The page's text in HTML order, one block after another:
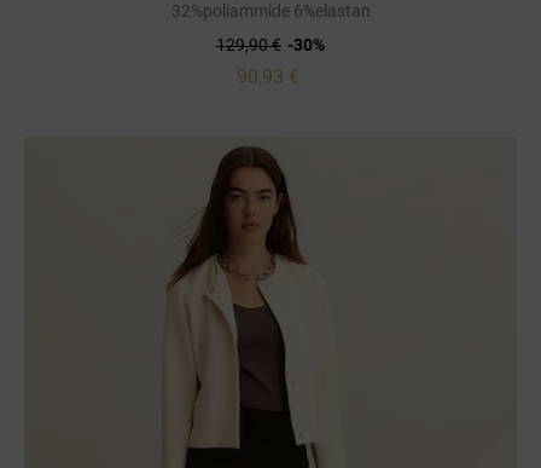
32%poliammide 6%elastan
129,90 € -30%
90,93 €